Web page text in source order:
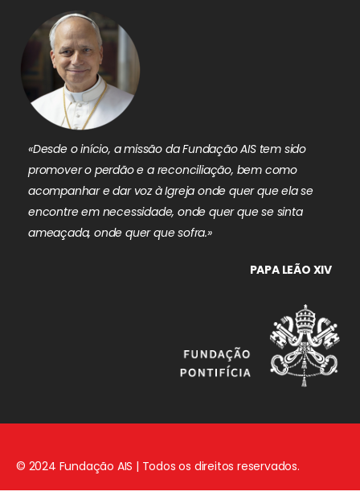
«Desde o início, a missão da Fundação AIS tem sido
promover o perdão e a reconciliação, bem como
acompanhar e dar voz à Igreja onde quer que ela se
encontre em necessidade, onde quer que se sinta
ameaçada, onde quer que sofra.»
PAPA LEÃO XIV
© 2024 Fundação AIS | Todos os direitos reservados.